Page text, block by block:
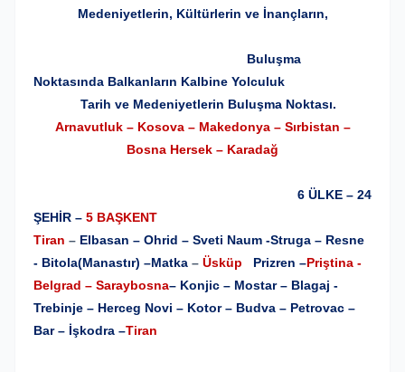
Medeniyetlerin, Kültürlerin ve İnançların,
Buluşma
Noktasında Balkanların Kalbine Yolculuk
Tarih ve Medeniyetlerin Buluşma Noktası.
Arnavutluk – Kosova – Makedonya – Sırbistan –
Bosna Hersek – Karadağ
6 ÜLKE – 24
ŞEHİR – 5 BAŞKENT
Tiran – Elbasan – Ohrid – Sveti Naum -Struga – Resne
- Bitola(Manastır) –Matka – Üsküp Prizren –Priştina -
Belgrad – Saraybosna– Konjic – Mostar – Blagaj -
Trebinje – Herceg Novi – Kotor – Budva – Petrovac –
Bar – İşkodra –Tiran